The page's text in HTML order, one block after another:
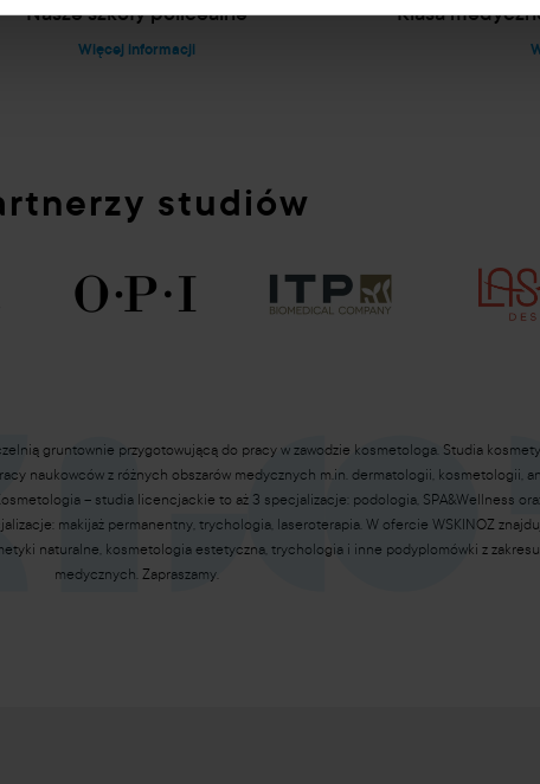
Nasze szkoły policealne
Więcej informacji
Klasa
studiów
gruntownie przygotowującą do pracy w zawodzie kosmetologa. Studia
naukowców z różnych obszarów medycznych m.in. dermatologii, kosmetologii,
– studia licencjackie to aż 3 specjalizacje: podologia, SPA&Wellness
makijaż permanentny, trychologia, laseroterapia. W ofercie WSKINOZ
naturalne, kosmetologia estetyczna, trychologia i inne podyplomówki z
medycznych. Zapraszamy.